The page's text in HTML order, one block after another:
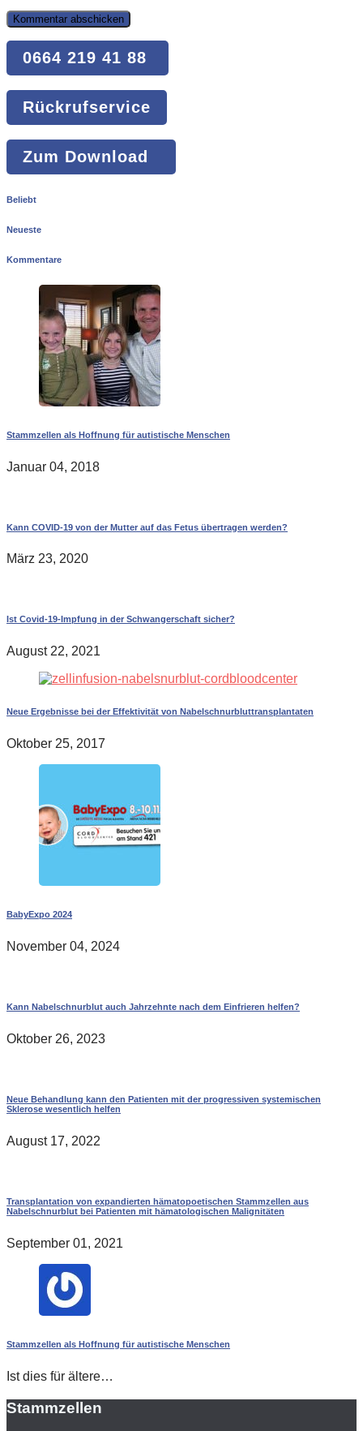
0664 219 41 88
Rückrufservice
Zum Download
Beliebt
Neueste
Kommentare
Stammzellen als Hoffnung für autistische Menschen
Januar 04, 2018
Kann COVID-19 von der Mutter auf das Fetus übertragen werden?
März 23, 2020
Ist Covid-19-Impfung in der Schwangerschaft sicher?
August 22, 2021
Neue Ergebnisse bei der Effektivität von Nabelschnurbluttransplantaten
Oktober 25, 2017
BabyExpo 2024
November 04, 2024
Kann Nabelschnurblut auch Jahrzehnte nach dem Einfrieren helfen?
Oktober 26, 2023
Neue Behandlung kann den Patienten mit der progressiven systemischen
Sklerose wesentlich helfen
August 17, 2022
Transplantation von expandierten hämatopoetischen Stammzellen aus
Nabelschnurblut bei Patienten mit hämatologischen Malignitäten
September 01, 2021
Stammzellen als Hoffnung für autistische Menschen
Ist dies für ältere…
Stammzellen